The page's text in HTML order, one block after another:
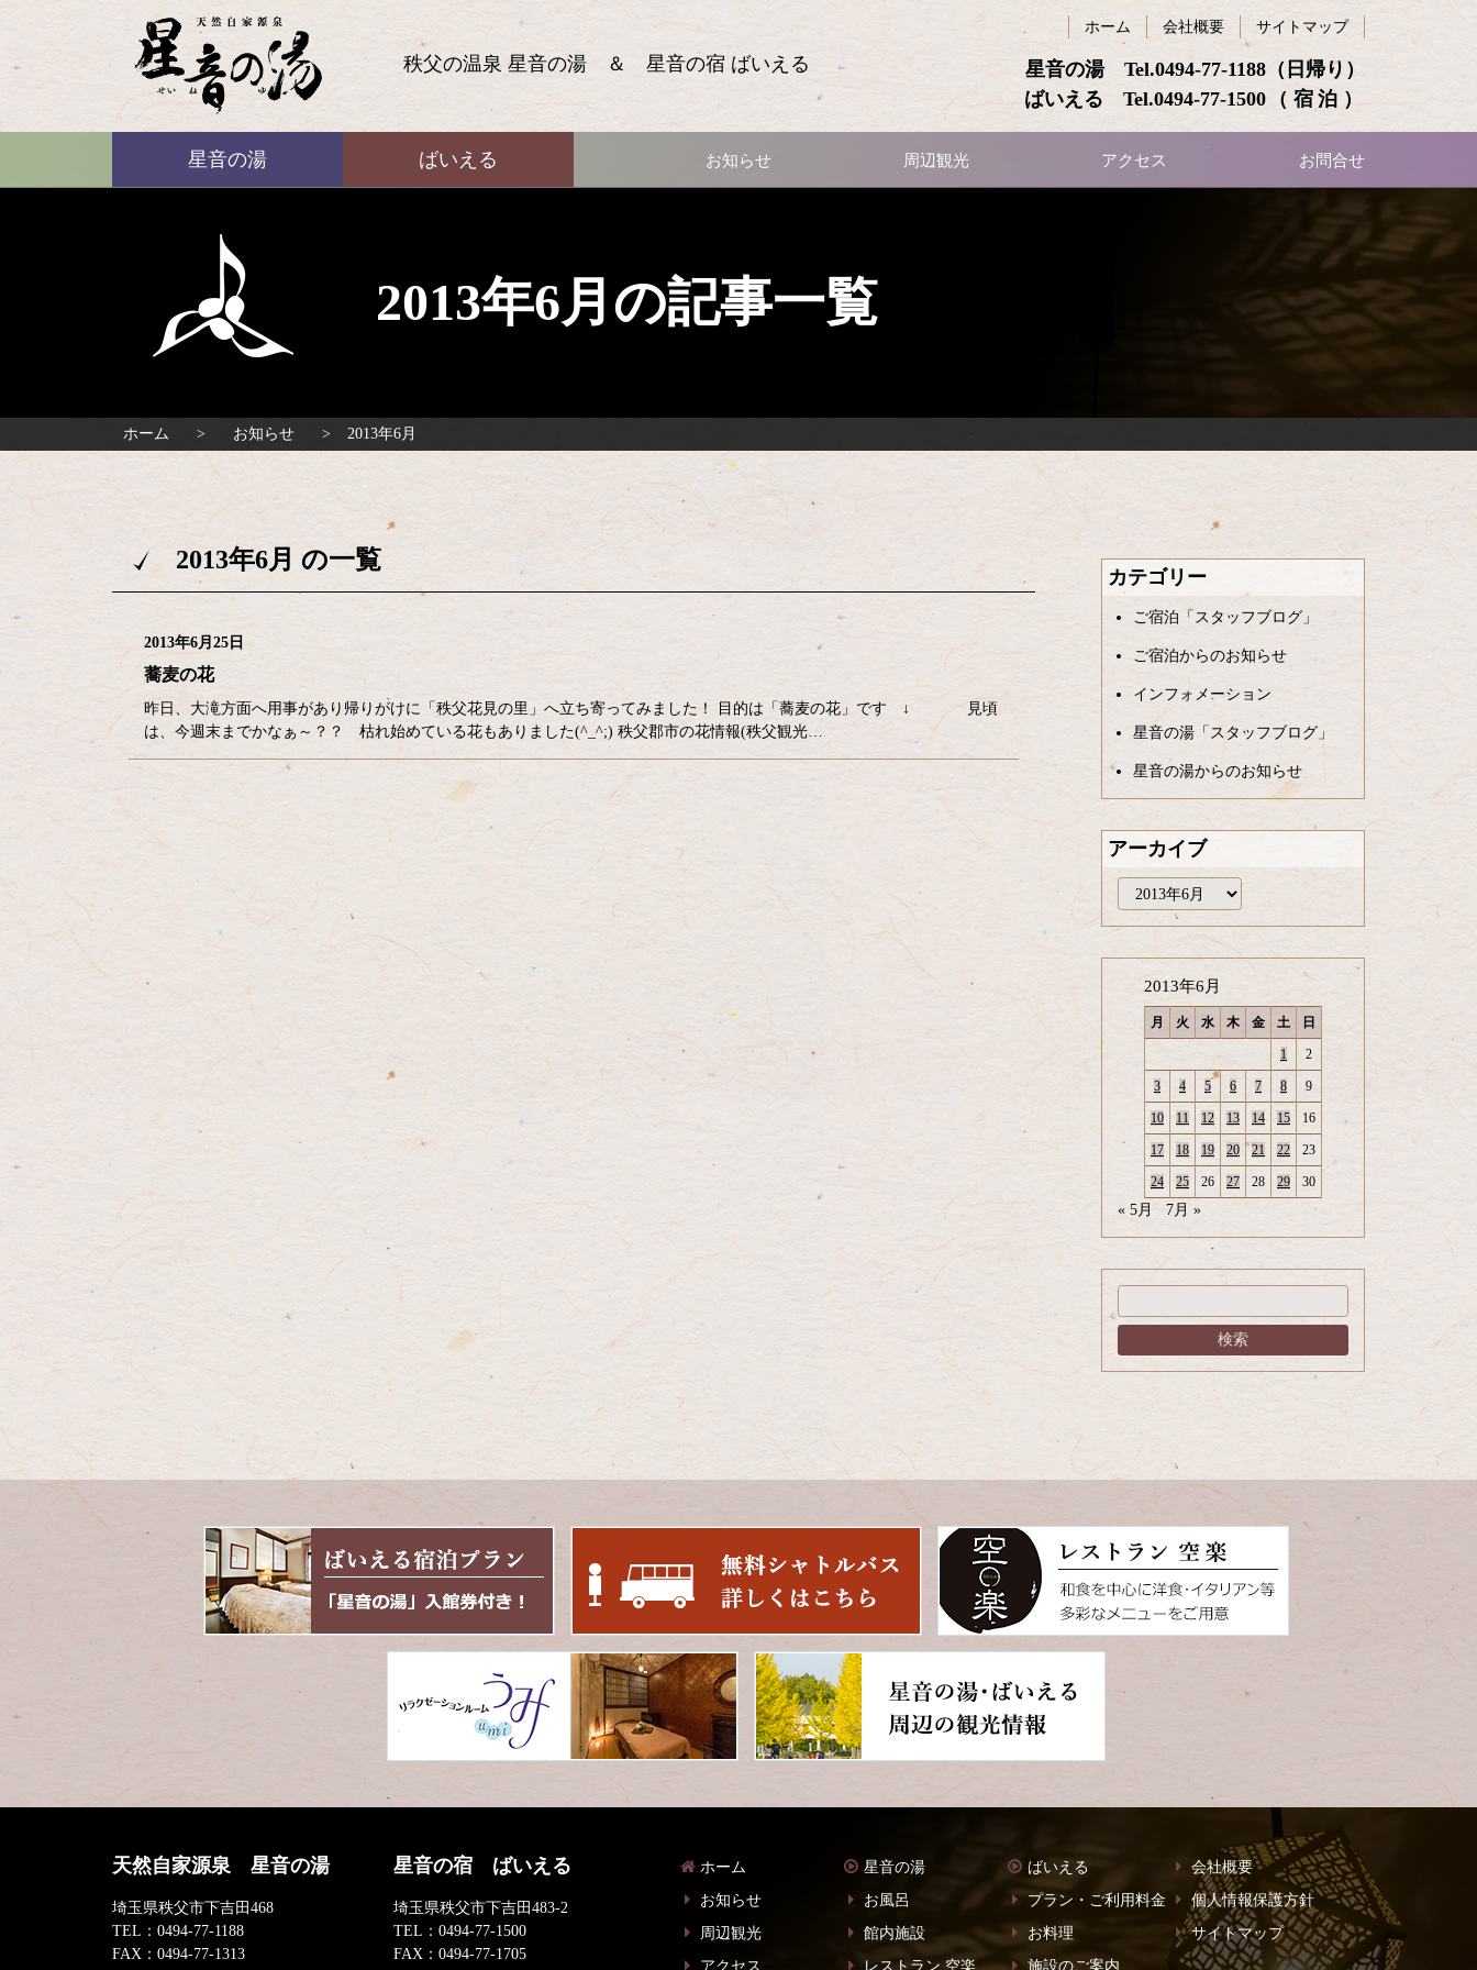
ばいえる
秩父の温泉 星音の湯 ＆ 星音の宿 ばいえる 星音の湯 Tel.0494-77-1188 （日帰り）
ばいえる Tel.0494-77-1500 （宿泊）
ホーム 会社概要 サイトマップ
星音の湯 ばいえる お知らせ 周辺観光 アクセス お問合せ
2013年6月の記事一覧
ホーム お知らせ 2013年6月
カテゴリー
ご宿泊「スタッフブログ」
ご宿泊からのお知らせ
インフォメーション
星音の湯「スタッフブログ」
星音の湯からのお知らせ
アーカイブ
ー
カ
イ
2013年6月
月 火 水 木 金 土 日
1 2
3 4 5 6 7 8 9
10 11 12 13 14 15 16
17 18 19 20 21 22 23
24 25 26 27 28 29 30
« 5月 7月 »
2013年6月 の一覧
2013年6月25日
蕎麦の花
昨日、大滝方面へ用事があり帰りがけに「秩父花見の里」へ立ち寄ってみました！ 目的は「蕎麦の花」です ↓ 見頃
は、今週末までかなぁ～？？ 枯れ始めている花もありました(^_^;) 秩父郡市の花情報(秩父観光…
コ
ツ
ペ
先
天然自家源泉 星音の湯
埼玉県秩父市下吉田468
TEL： 0494-77-1188
FAX： 0494-77-1313
星音の宿 ばいえる
埼玉県秩父市下吉田483-2
TEL：0494-77-1500
FAX：0494-77-1705
ホーム
お知らせ
周辺観光
アクセス
星音の湯
お風呂
館内施設
レストラン 空楽
ばいえる
プラン・ご利用料金
お料理
施設のご案内
会社概要
個人情報保護方針
サイトマップ